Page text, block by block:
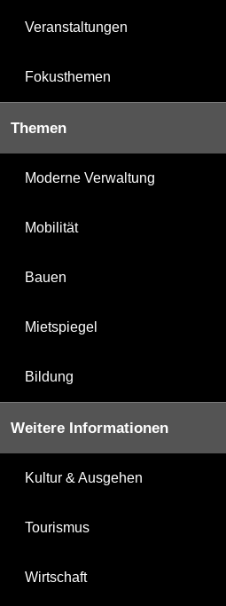
Veranstaltungen
Fokusthemen
Themen
Moderne Verwaltung
Mobilität
Bauen
Mietspiegel
Bildung
Weitere Informationen
Kultur & Ausgehen
Tourismus
Wirtschaft